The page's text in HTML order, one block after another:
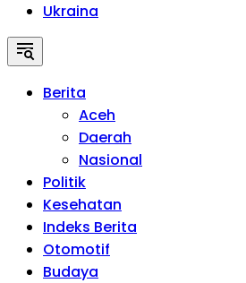
Ukraina
Berita
Aceh
Daerah
Nasional
Politik
Kesehatan
Indeks Berita
Otomotif
Budaya